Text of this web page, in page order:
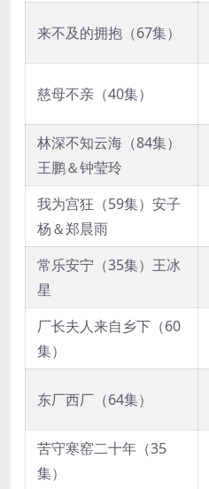
来不及的拥抱（67集）
慈母不亲（40集）
林深不知云海（84集）
王鹏＆钟莹玲
我为宫狂（59集）安子
杨＆郑晨雨
常乐安宁（35集）王冰
星
厂长夫人来自乡下（60
集）
东厂西厂（64集）
苦守寒窑二十年（35
集）